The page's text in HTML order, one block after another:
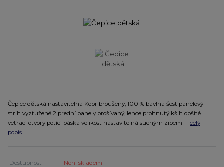
Čepice dětská nastavitelná Kepr broušený, 100 % bavlna šestipanelový
strih vyztužené 2 prední panely prošívaný, lehce prohnutý kšilt obšité
vetrací otvory potící páska velikost nastavitelná suchým zipem celý
popis
Dostupnost Není skladem